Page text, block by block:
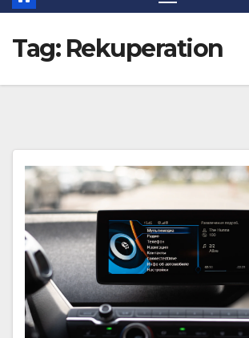
Tag: Rekuperation